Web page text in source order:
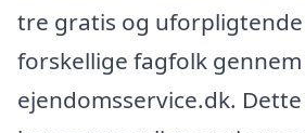
tre gratis og
forskellige fagfolk
ejendomsservice.dk.